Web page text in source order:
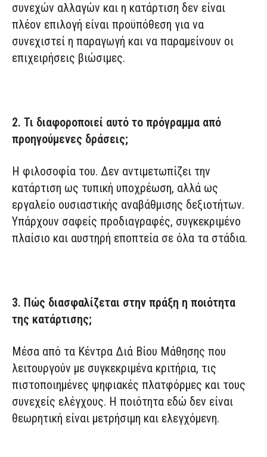
συνεχών αλλαγών και η κατάρτιση δεν είναι
πλέον επιλογή είναι προϋπόθεση για να
συνεχιστεί η παραγωγή και να παραμείνουν οι
επιχειρήσεις βιώσιμες.
2. Τι διαφοροποιεί αυτό το πρόγραμμα από
προηγούμενες δράσεις;
Η φιλοσοφία του. Δεν αντιμετωπίζει την
κατάρτιση ως τυπική υποχρέωση, αλλά ως
εργαλείο ουσιαστικής αναβάθμισης δεξιοτήτων.
Υπάρχουν σαφείς προδιαγραφές, συγκεκριμένο
πλαίσιο και αυστηρή εποπτεία σε όλα τα στάδια.
3. Πώς διασφαλίζεται στην πράξη η ποιότητα
της κατάρτισης;
Μέσα από τα Κέντρα Διά Βίου Μάθησης που
λειτουργούν με συγκεκριμένα κριτήρια, τις
πιστοποιημένες ψηφιακές πλατφόρμες και τους
συνεχείς ελέγχους. Η ποιότητα εδώ δεν είναι
θεωρητική είναι μετρήσιμη και ελεγχόμενη.